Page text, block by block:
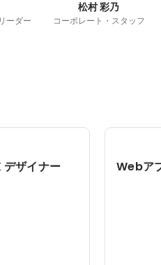
ーダー
松村 彩乃
コーポレート・スタッフ
デザイナー